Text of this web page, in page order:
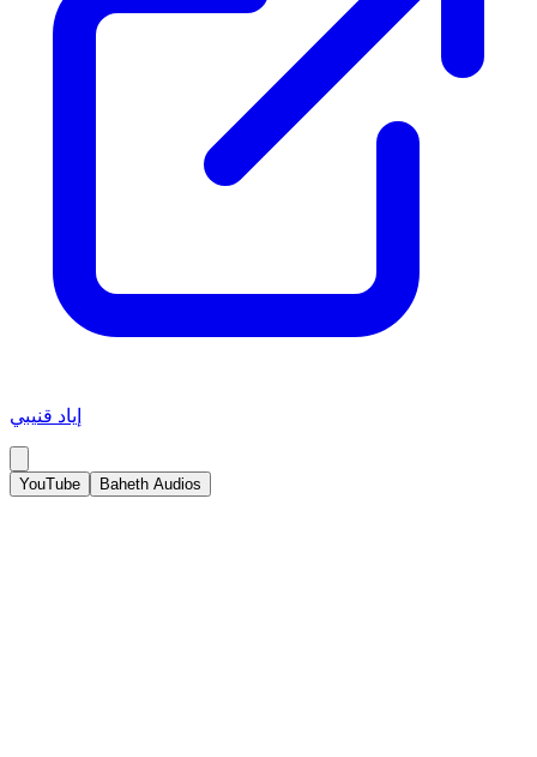
إياد قنيبي
YouTube Baheth Audios